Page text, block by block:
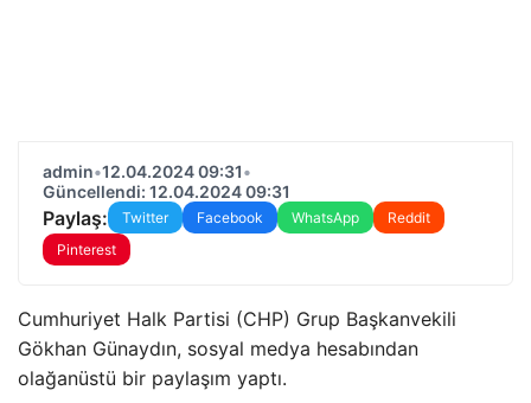
admin•12.04.2024 09:31•
Güncellendi: 12.04.2024 09:31
Paylaş: Twitter Facebook WhatsApp
Reddit
Pinterest
Cumhuriyet Halk Partisi (CHP) Grup Başkanvekili
Gökhan Günaydın, sosyal medya hesabından
olağanüstü bir paylaşım yaptı.